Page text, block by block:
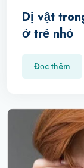
Dị vật
ở trẻ nhỏ
Đọc thêm